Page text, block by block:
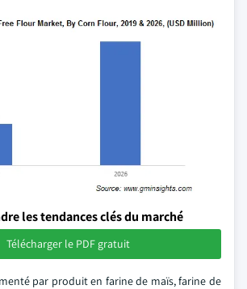
les tendances clés du marché
Télécharger le PDF gratuit
par produit en farine de maïs, farine de